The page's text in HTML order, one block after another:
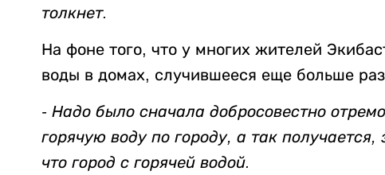
толкнет.
На фоне того, что у многих жителей
воды в домах, случившееся еще больше
- Надо было сначала добросовестно
горячую воду по городу, а так получается,
что город с горячей водой.